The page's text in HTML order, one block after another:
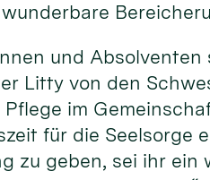
und
Litty von den
im
für die Seelsorge
zu geben, sei ihr